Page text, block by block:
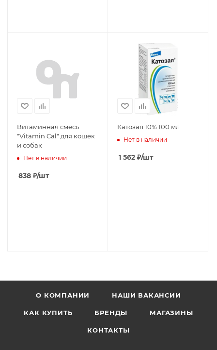
Витаминная смесь
"Vitamin Cal" для кошек
и собак
Нет в наличии
838 ₽/шт
Катозал 10% 100 мл
Нет в наличии
1 562 ₽/шт
О КОМПАНИИ НАШИ ВАКАНСИИ
КАК КУПИТЬ БРЕНДЫ МАГАЗИНЫ
КОНТАКТЫ